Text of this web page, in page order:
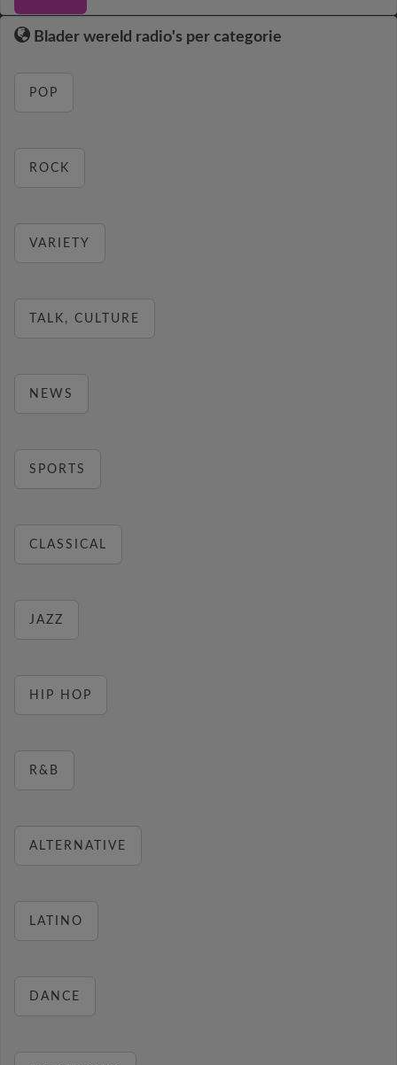
Blader wereld radio's per categorie
POP
ROCK
VARIETY
TALK, CULTURE
NEWS
SPORTS
CLASSICAL
JAZZ
HIP HOP
R&B
ALTERNATIVE
LATINO
DANCE